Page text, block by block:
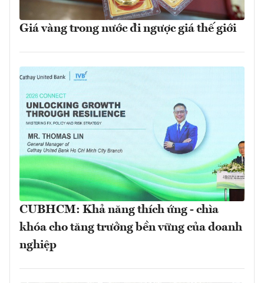
Giá vàng trong nước đi ngược giá thế giới
CUBHCM: Khả năng thích ứng - chìa
khóa cho tăng trưởng bền vững của doanh
nghiệp